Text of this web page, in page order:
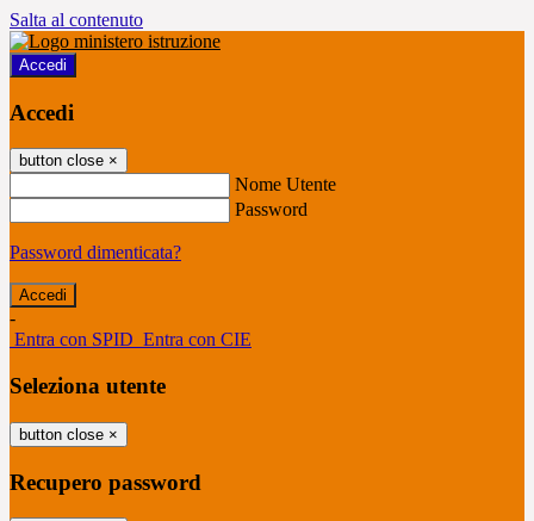
Salta al contenuto
Accedi
Accedi
button close ×
Nome Utente
Password
Password dimenticata?
-
Entra con SPID Entra con CIE
Seleziona utente
button close ×
Recupero password